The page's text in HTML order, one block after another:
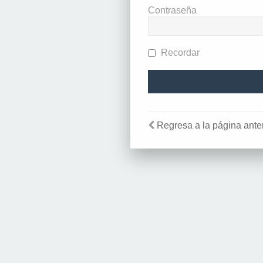
Contraseña
Recordar
Regresa a la página